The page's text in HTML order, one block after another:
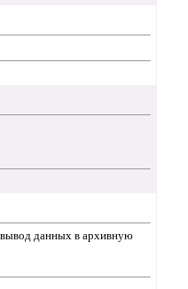
вывод данных в архивную